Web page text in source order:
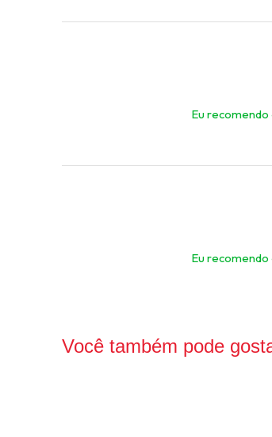
Eu
Eu
Você também pode